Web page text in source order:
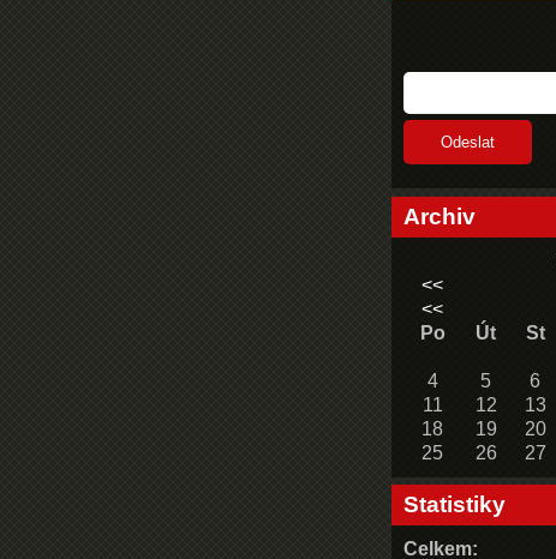
Archiv
<<
<<
Po
Út St
4
5 6
11
12 13
18
19 20
25
26 27
Statistiky
Celkem: